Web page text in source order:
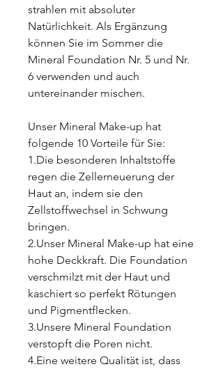
strahlen mit absoluter
Natürlichkeit. Als Ergänzung
können Sie im Sommer die
Mineral Foundation Nr. 5 und Nr.
6 verwenden und auch
untereinander mischen.
Unser Mineral Make-up hat
folgende 10 Vorteile für Sie:
1.Die besonderen Inhaltstoffe
regen die Zellerneuerung der
Haut an, indem sie den
Zellstoffwechsel in Schwung
bringen.
2.Unser Mineral Make-up hat eine
hohe Deckkraft. Die Foundation
verschmilzt mit der Haut und
kaschiert so perfekt Rötungen
und Pigmentflecken.
3.Unsere Mineral Foundation
verstopft die Poren nicht.
4.Eine weitere Qualität ist, dass